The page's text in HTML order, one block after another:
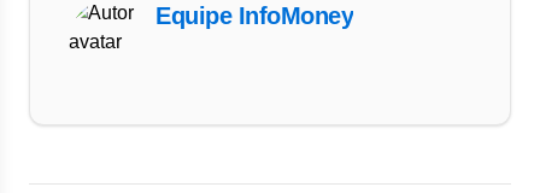
Equipe InfoMoney